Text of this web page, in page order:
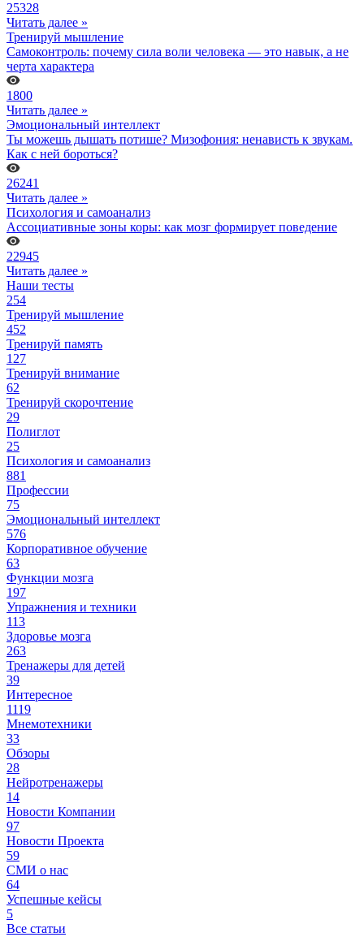
25328
Читать далее »
Тренируй мышление
Самоконтроль: почему сила воли человека — это навык, а не
черта характера
1800
Читать далее »
Эмоциональный интеллект
Ты можешь дышать потише? Мизофония: ненависть к звукам.
Как с ней бороться?
26241
Читать далее »
Психология и самоанализ
Ассоциативные зоны коры: как мозг формирует поведение
22945
Читать далее »
Наши тесты
254
Тренируй мышление
452
Тренируй память
127
Тренируй внимание
62
Тренируй скорочтение
29
Полиглот
25
Психология и самоанализ
881
Профессии
75
Эмоциональный интеллект
576
Корпоративное обучение
63
Функции мозга
197
Упражнения и техники
113
Здоровье мозга
263
Тренажеры для детей
39
Интересное
1119
Мнемотехники
33
Обзоры
28
Нейротренажеры
14
Новости Компании
97
Новости Проекта
59
СМИ о нас
64
Успешные кейсы
5
Все статьи